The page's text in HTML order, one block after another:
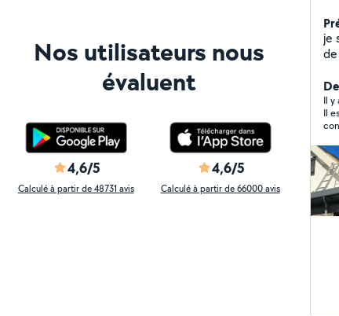
Nos utilisateurs nous
évaluent
4,6/5
Calculé à partir de 48731 avis
4,6/5
Calculé à partir de 66000 avis
je
Il y
Il